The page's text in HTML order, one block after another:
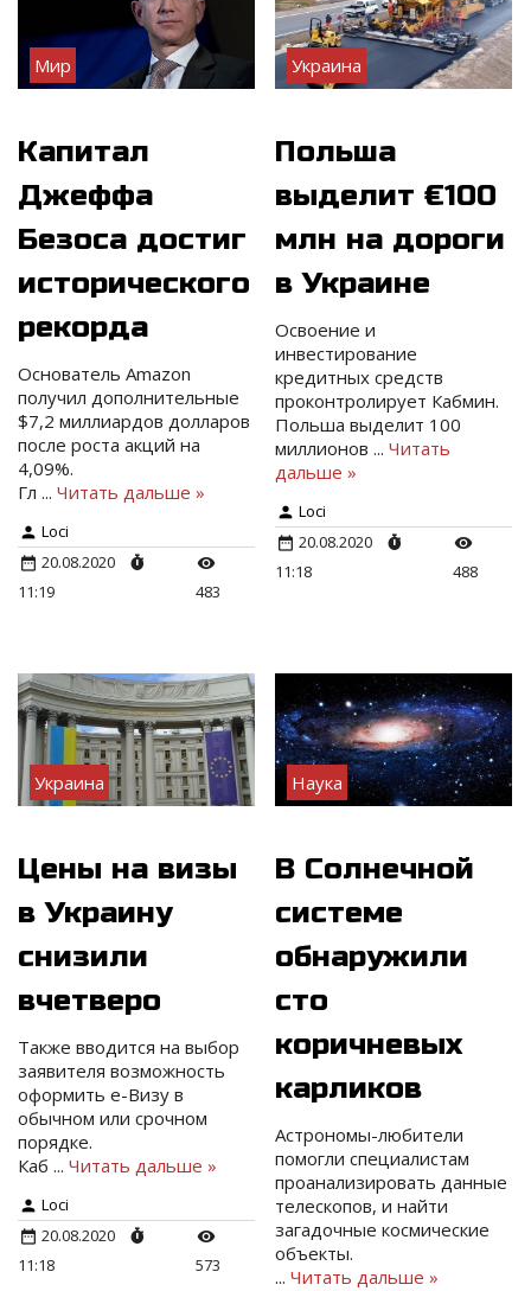
Мир
Капитал
Джеффа
Безоса достиг
исторического
рекорда
Основатель Amazon
получил дополнительные
$7,2 миллиардов долларов
после роста акций на
4,09%.
Гл ... Читать дальше »
Loci
20.08.2020
11:19
483
Украина
Польша
выделит €100
млн на дороги
в Украине
Освоение и
инвестирование
кредитных средств
проконтролирует Кабмин.
Польша выделит 100
миллионов...Читать
дальше »
Loci
20.08.2020
11:18
488
Украина
Цены на визы
в Украину
снизили
вчетверо
Также вводится на выбор
заявителя возможность
оформить е-Визу в
обычном или срочном
порядке.
Каб ... Читать дальше »
Loci
20.08.2020
11:18
573
Наука
В Солнечной
системе
обнаружили
сто
коричневых
карликов
Астрономы-любители
помогли специалистам
проанализировать данные
телескопов, и найти
загадочные космические
объекты.
...Читать дальше »